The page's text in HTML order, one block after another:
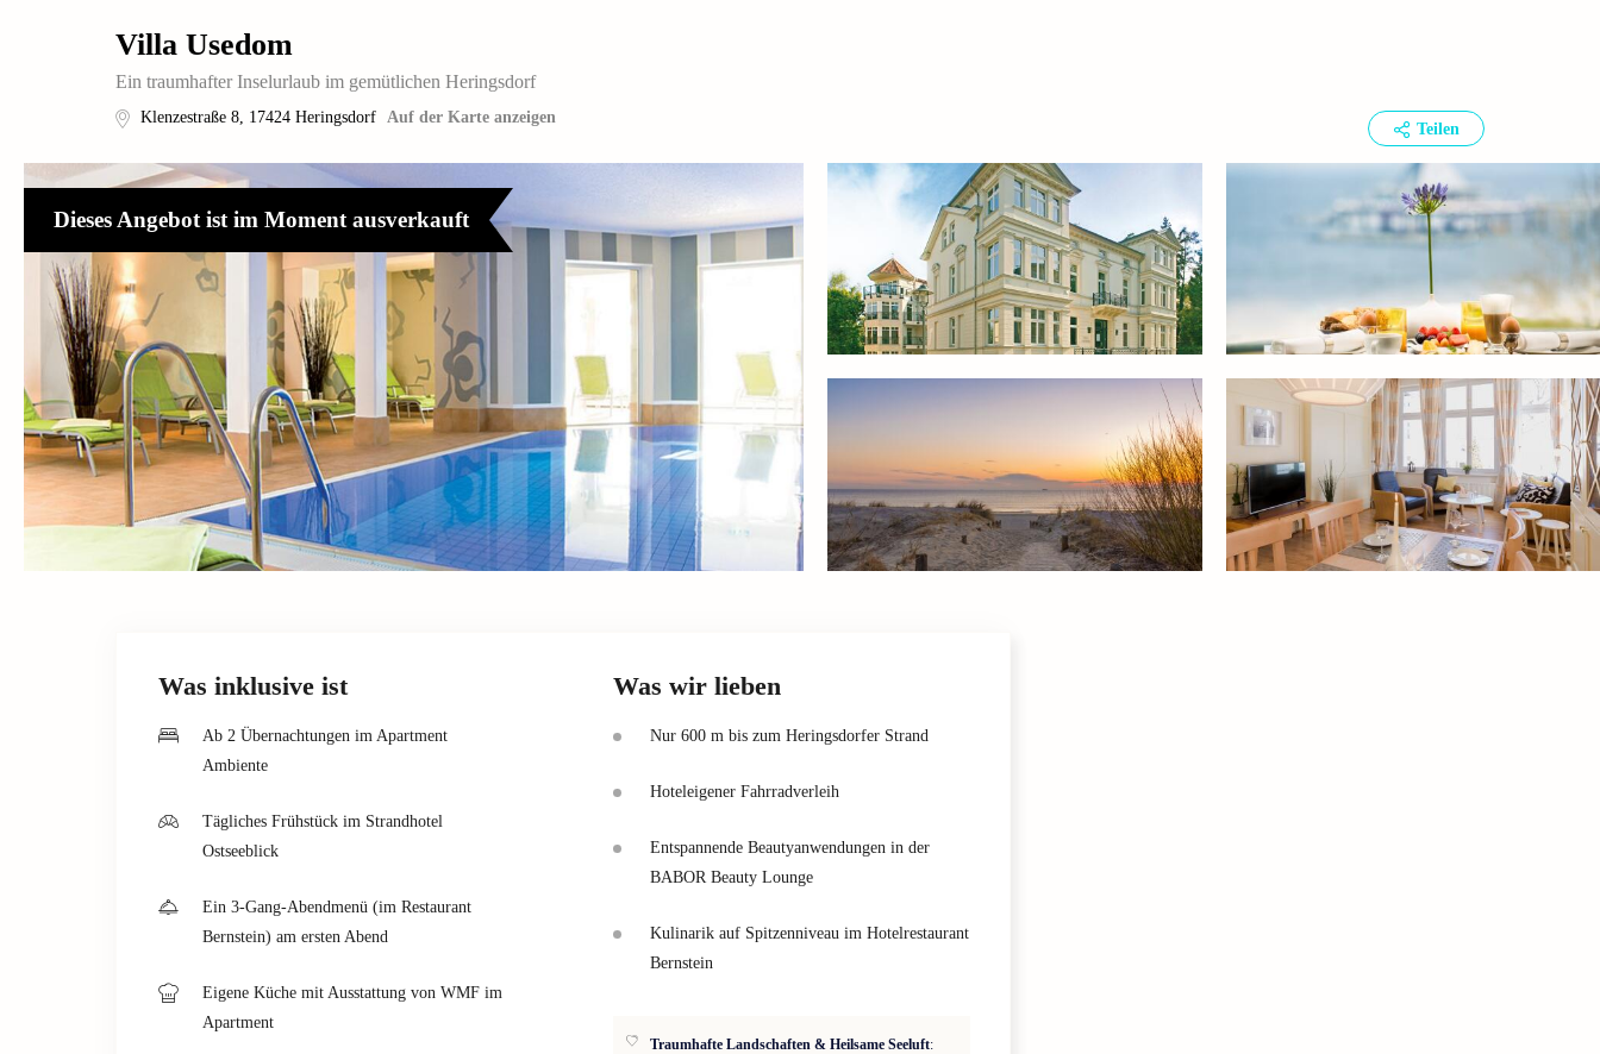
Villa Usedom
Ein traumhafter Inselurlaub im gemütlichen Heringsdorf
Klenzestraße 8, 17424 Heringsdorf Auf der Karte anzeigen
Teilen
Dieses Angebot ist im Moment ausverkauft
Was inklusive ist
Ab 2 Übernachtungen im Apartment
Ambiente
Tägliches Frühstück im Strandhotel
Ostseeblick
Ein 3-Gang-Abendmenü (im Restaurant
Bernstein) am ersten Abend
Eigene Küche mit Ausstattung von WMF im
Apartment
Was wir lieben
Nur 600 m bis zum Heringsdorfer Strand
Hoteleigener Fahrradverleih
Entspannende Beautyanwendungen in der
BABOR Beauty Lounge
Kulinarik auf Spitzenniveau im Hotelrestaurant
Bernstein
Traumhafte Landschaften & Heilsame Seeluft: